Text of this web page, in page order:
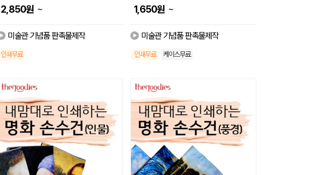
2,850원 ~
미술관 기념품 판촉물제작
인쇄무료
1,650원 ~
미술관 기념품 판촉물제작
인쇄무료 케이스무료